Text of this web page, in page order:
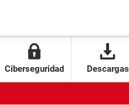
Ciberseguridad Descargas